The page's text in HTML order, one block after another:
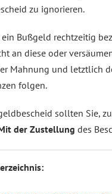
zu ignorieren.
Bußgeld rechtzeitig
an diese oder
Mahnung und letztlich
folgen.
sollten Sie,
der Zustellung des